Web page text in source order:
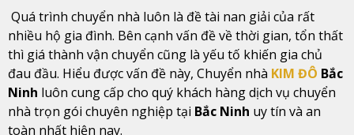
Quá trình chuyển nhà luôn là đề tài nan giải của rất
nhiều hộ gia đình. Bên cạnh vấn đề về thời gian, tổn thất
thì giá thành vận chuyển cũng là yếu tố khiến gia chủ
đau đầu. Hiểu được vấn đề này, Chuyển nhà KIM ĐÔ Bắc
Ninh luôn cung cấp cho quý khách hàng dịch vụ chuyển
nhà trọn gói chuyên nghiệp tại Bắc Ninh uy tín và an
toàn nhất hiện nay.